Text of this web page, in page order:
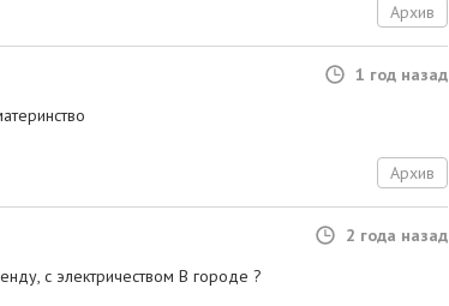
Архив
1 год назад
Архив
2 года назад
с электричеством В городе ?